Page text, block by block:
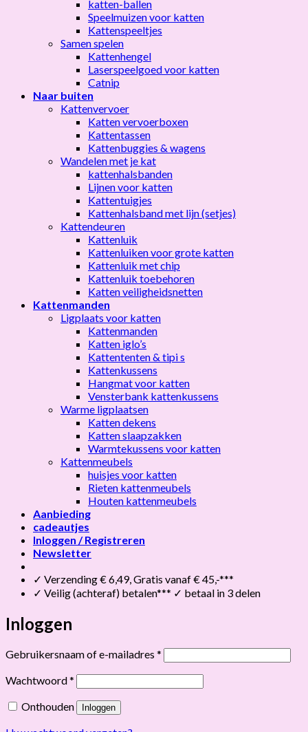
katten-ballen
Speelmuizen voor katten
Kattenspeeltjes
Samen spelen
Kattenhengel
Laserspeelgoed voor katten
Catnip
Naar buiten
Kattenvervoer
Katten vervoerboxen
Kattentassen
Kattenbuggies & wagens
Wandelen met je kat
kattenhalsbanden
Lijnen voor katten
Kattentuigjes
Kattenhalsband met lijn (setjes)
Kattendeuren
Kattenluik
Kattenluiken voor grote katten
Kattenluik met chip
Kattenluik toebehoren
Katten veiligheidsnetten
Kattenmanden
Ligplaats voor katten
Kattenmanden
Katten iglo’s
Kattententen & tipi s
Kattenkussens
Hangmat voor katten
Vensterbank kattenkussens
Warme ligplaatsen
Katten dekens
Katten slaapzakken
Warmtekussens voor katten
Kattenmeubels
huisjes voor katten
Rieten kattenmeubels
Houten kattenmeubels
Aanbieding
cadeautjes
Inloggen / Registreren
Newsletter
✓ Verzending € 6,49, Gratis vanaf € 45,-***
✓ Veilig (achteraf) betalen*** ✓ betaal in 3 delen
Inloggen
Gebruikersnaam of e-mailadres * Vereist
Wachtwoord* Vereist
Onthouden Inloggen